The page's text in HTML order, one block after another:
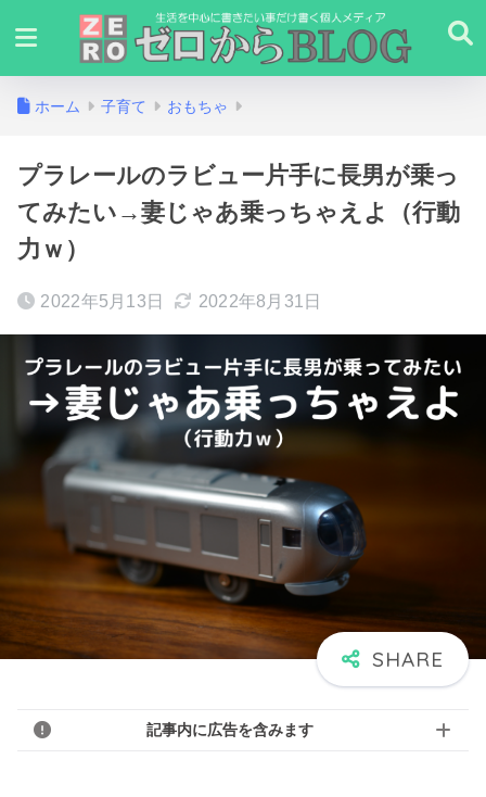
ホーム 子育て おもちゃ
プラレールのラビュー片手に長男が乗っ
てみたい→妻じゃあ乗っちゃえよ（行動
力ｗ）
2022年5月13日 2022年8月31日
記事内に広告を含みます